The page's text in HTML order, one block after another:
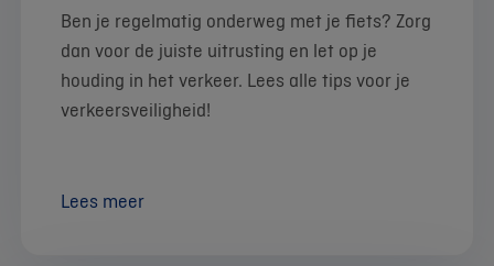
Ben je regelmatig onderweg met je fiets? Zorg
dan voor de juiste uitrusting en let op je
houding in het verkeer. Lees alle tips voor je
verkeersveiligheid!
Lees meer